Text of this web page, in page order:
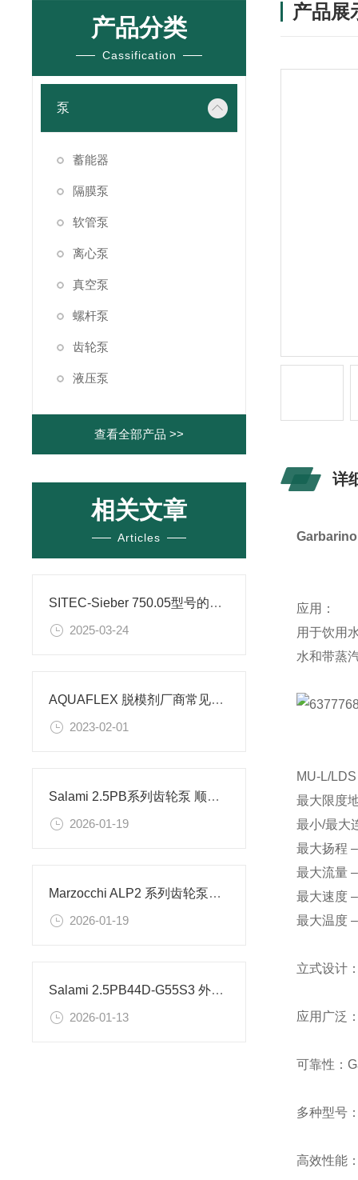
产品分类
Cassification
泵
蓄能器
隔膜泵
软管泵
离心泵
真空泵
螺杆泵
齿轮泵
液压泵
查看全部产品 >>
相关文章
Articles
SITEC-Sieber 750.05型号的高压齿轮泵的参数
2025-03-24
AQUAFLEX 脱模剂厂商常见问题
2023-02-01
Salami 2.5PB系列齿轮泵 顺时针旋转的工作原理和性能优点
2026-01-19
Marzocchi ALP2 系列齿轮泵的工作原理
2026-01-19
Salami 2.5PB44D-G55S3 外啮合齿轮泵的精密协同
2026-01-13
产品展
详
应用：
用于饮用
水和带蒸
MU-L/
最大限度
最小/最大
最大扬程
最大流量
最大速度
最大温度
立式设计
应用广泛
可靠性：
多种型号
高效性能